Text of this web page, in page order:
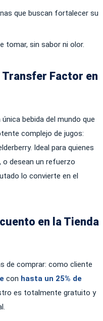
que buscan fortalecer su
tomar, sin sabor ni olor.
Factor en
única bebida del mundo que
complejo de jugos:
Ideal para quienes
o desean un refuerzo
lo convierte en el
en la Tienda
de comprar: como cliente
con hasta un 25% de
es totalmente gratuito y